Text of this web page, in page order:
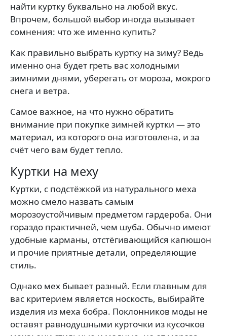
найти куртку буквально на любой вкус.
Впрочем, большой выбор иногда вызывает
сомнения: что же именно купить?
Как правильно выбрать куртку на зиму? Ведь
именно она будет греть вас холодными
зимними днями, уберегать от мороза, мокрого
снега и ветра.
Самое важное, на что нужно обратить
внимание при покупке зимней куртки — это
материал, из которого она изготовлена, и за
счёт чего вам будет тепло.
Куртки на меху
Куртки, с подстёжкой из натурального меха
можно смело назвать самым
морозоустойчивым предметом гардероба. Они
гораздо практичней, чем шуба. Обычно имеют
удобные карманы, отстёгивающийся капюшон
и прочие приятные детали, определяющие
стиль.
Однако мех бывает разный. Если главным для
вас критерием является носкость, выбирайте
изделия из меха бобра. Поклонников моды не
оставят равнодушными курточки из кусочков